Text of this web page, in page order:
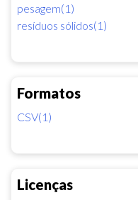
pesagem(1)
resíduos sólidos(1)
Formatos
CSV(1)
Licenças